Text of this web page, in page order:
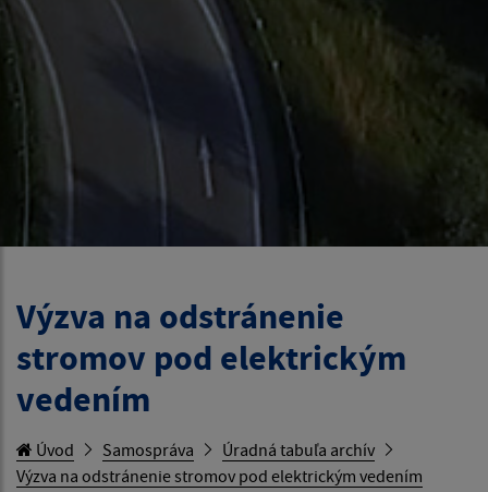
Výzva na odstránenie
stromov pod elektrickým
vedením
Úvod Samospráva
Úradná tabuľa archív
Výzva na odstránenie stromov pod elektrickým vedením